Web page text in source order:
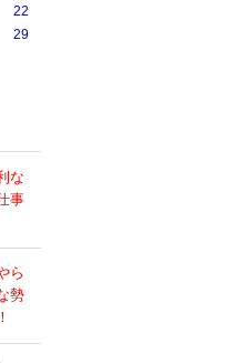
22
29
な
事
ら
勢